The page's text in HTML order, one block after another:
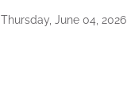
Thursday, June 04, 2026